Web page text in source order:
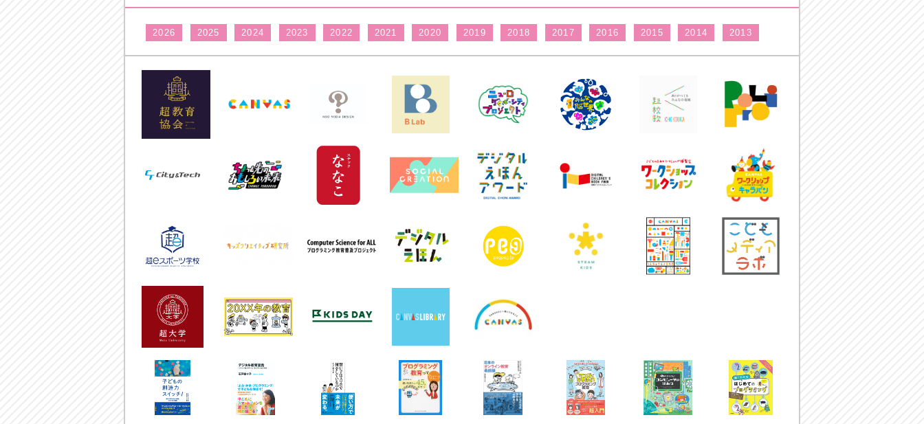
2026 2025 2024 2023 2022 2021 2020 2019 2018 2017 2016 2015 2014 2013